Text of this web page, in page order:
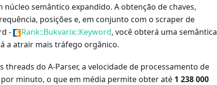
semântico expandido. A obtenção de chaves,
posições e, em conjunto com o scraper de
-
Rank::Bukvarix::Keyword, você obterá uma semântica
a atrair mais tráfego orgânico.
do A-Parser, a velocidade de processamento de
minuto, o que em média permite obter até 1 238 000